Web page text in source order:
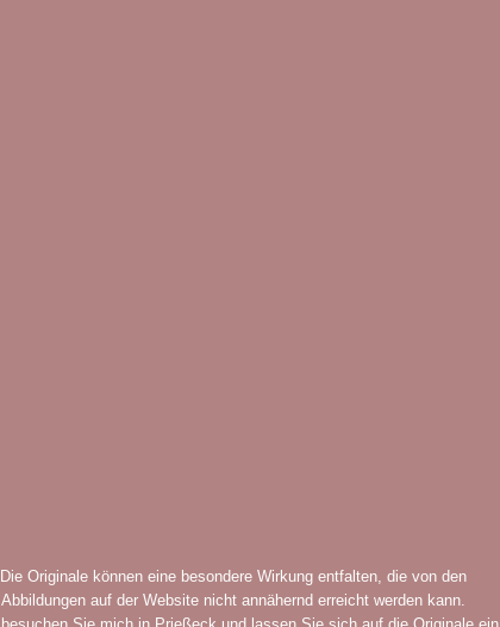
Die Originale können eine besondere Wirkung entfalten, die von den
Abbildungen auf der Website nicht annähernd erreicht werden kann.